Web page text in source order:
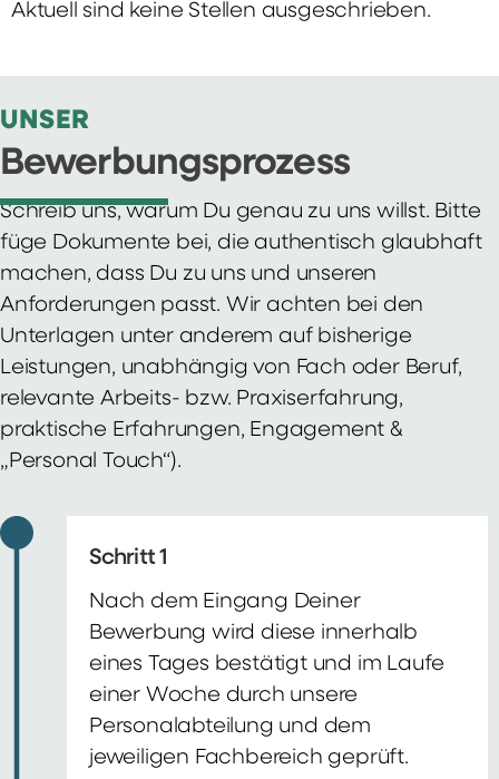
Aktuell sind keine Stellen ausgeschrieben.
UNSER
Bewerbungsprozess
Schreib uns, warum Du genau zu uns willst. Bitte
füge Dokumente bei, die authentisch glaubhaft
machen, dass Du zu uns und unseren
Anforderungen passt. Wir achten bei den
Unterlagen unter anderem auf bisherige
Leistungen, unabhängig von Fach oder Beruf,
relevante Arbeits- bzw. Praxiserfahrung,
praktische Erfahrungen, Engagement &
„Personal Touch“).
Schritt 1
Nach dem Eingang Deiner
Bewerbung wird diese innerhalb
eines Tages bestätigt und im Laufe
einer Woche durch unsere
Personalabteilung und dem
jeweiligen Fachbereich geprüft.